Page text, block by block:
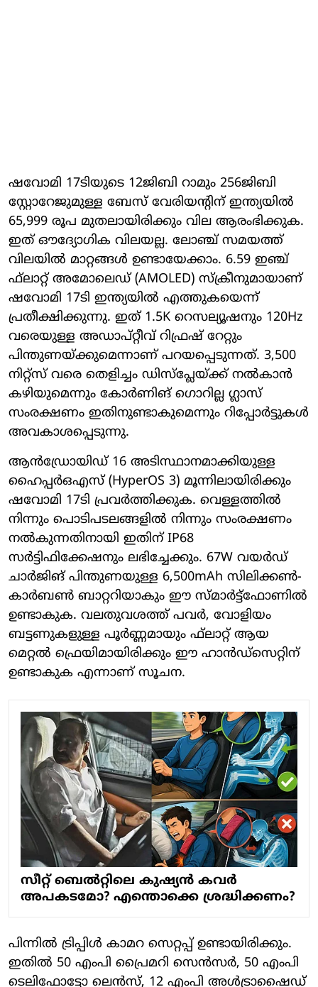
ഷവോമി 17ടിയുടെ 12ജിബി റാമും 256ജിബി
സ്റ്റോറേജുമുള്ള ബേസ് വേരിയന്റിന് ഇന്ത്യയില്‍
65,999 രൂപ മുതലായിരിക്കും വില ആരംഭിക്കുക.
ഇത് ഔദ്യോഗിക വിലയല്ല. ലോഞ്ച് സമയത്ത്
വിലയില്‍ മാറ്റങ്ങള്‍ ഉണ്ടായേക്കാം. 6.59 ഇഞ്ച്
ഫ്‌ലാറ്റ് അമോലെഡ് (AMOLED) സ്‌ക്രീനുമായാണ്
ഷവോമി 17ടി ഇന്ത്യയില്‍ എത്തുകയെന്ന്
പ്രതീക്ഷിക്കുന്നു. ഇത് 1.5K റെസല്യൂഷനും 120Hz
വരെയുള്ള അഡാപ്റ്റീവ് റിഫ്രഷ് റേറ്റും
പിന്തുണയ്ക്കുമെന്നാണ് പറയപ്പെടുന്നത്. 3,500
നിറ്റ്‌സ് വരെ തെളിച്ചം ഡിസ്‌പ്ലേയ്ക്ക് നല്‍കാന്‍
കഴിയുമെന്നും കോര്‍ണിങ് ഗൊറില്ല ഗ്ലാസ്
സംരക്ഷണം ഇതിനുണ്ടാകുമെന്നും റിപ്പോര്‍ട്ടുകള്‍
അവകാശപ്പെടുന്നു.
ആന്‍ഡ്രോയിഡ് 16 അടിസ്ഥാനമാക്കിയുള്ള
ഹൈപ്പര്‍ഒഎസ് (HyperOS 3) മൂന്നിലായിരിക്കും
ഷവോമി 17ടി പ്രവര്‍ത്തിക്കുക. വെള്ളത്തില്‍
നിന്നും പൊടിപടലങ്ങളില്‍ നിന്നും സംരക്ഷണം
നല്‍കുന്നതിനായി ഇതിന് IP68
സര്‍ട്ടിഫിക്കേഷനും ലഭിച്ചേക്കും. 67W വയര്‍ഡ്
ചാര്‍ജിങ് പിന്തുണയുള്ള 6,500mAh സിലിക്കണ്‍-
കാര്‍ബണ്‍ ബാറ്ററിയാകും ഈ സ്മാര്‍ട്ട്ഫോണില്‍
ഉണ്ടാകുക. വലതുവശത്ത് പവര്‍, വോളിയം
ബട്ടണുകളുള്ള പൂര്‍ണ്ണമായും ഫ്‌ലാറ്റ് ആയ
മെറ്റല്‍ ഫ്രെയിമായിരിക്കും ഈ ഹാന്‍ഡ്സെറ്റിന്
ഉണ്ടാകുക എന്നാണ് സൂചന.
സീറ്റ് ബെല്‍റ്റിലെ കുഷ്യന്‍ കവര്‍
അപകടമോ? എന്തൊക്കെ ശ്രദ്ധിക്കണം?
പിന്നില്‍ ട്രിപ്പിള്‍ കാമറ സെറ്റപ്പ് ഉണ്ടായിരിക്കും.
ഇതില്‍ 50 എംപി പ്രൈമറി സെന്‍സര്‍, 50 എംപി
ടെലിഫോട്ടോ ലെന്‍സ്, 12 എംപി അള്‍ട്രാഷൈഡ്